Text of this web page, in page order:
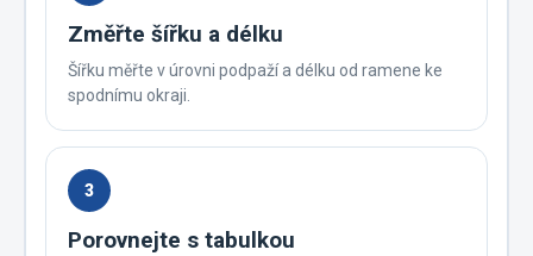
Změřte šířku a délku
Šířku měřte v úrovni podpaží a délku od ramene ke
spodnímu okraji.
3
Porovnejte s tabulkou